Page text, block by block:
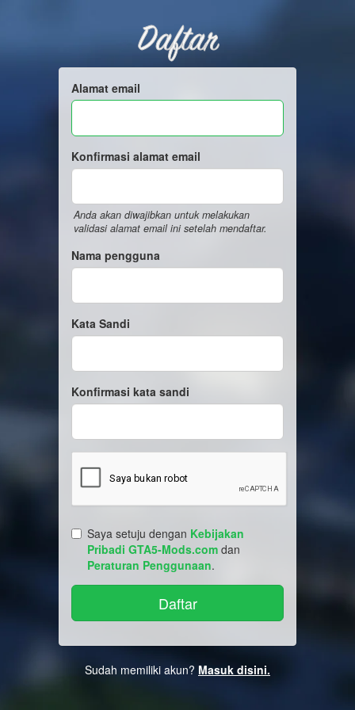
Daftar
Alamat email
Konfirmasi alamat email
Anda akan diwajibkan untuk melakukan
validasi alamat email ini setelah mendaftar.
Nama pengguna
Kata Sandi
Konfirmasi kata sandi
Saya setuju dengan Kebijakan
Pribadi GTA5-Mods.com dan
Peraturan Penggunaan.
Sudah memiliki akun? Masuk disini.